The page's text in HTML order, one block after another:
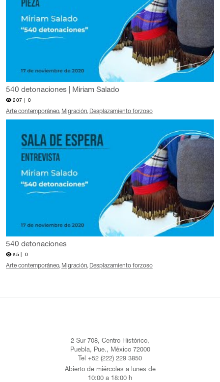
540 detonaciones | Miriam Salado
207 | 0
Arte contemporáneo Migración Desplazamiento forzoso
540 detonaciones
65 | 0
Arte contemporáneo Migración Desplazamiento forzoso
2 Sur 708, Centro Histórico,
Puebla, Pue., México 72000
Tel +52 (222) 229 3850
Abierto de miércoles a lunes de
10:00 a 18:00 h